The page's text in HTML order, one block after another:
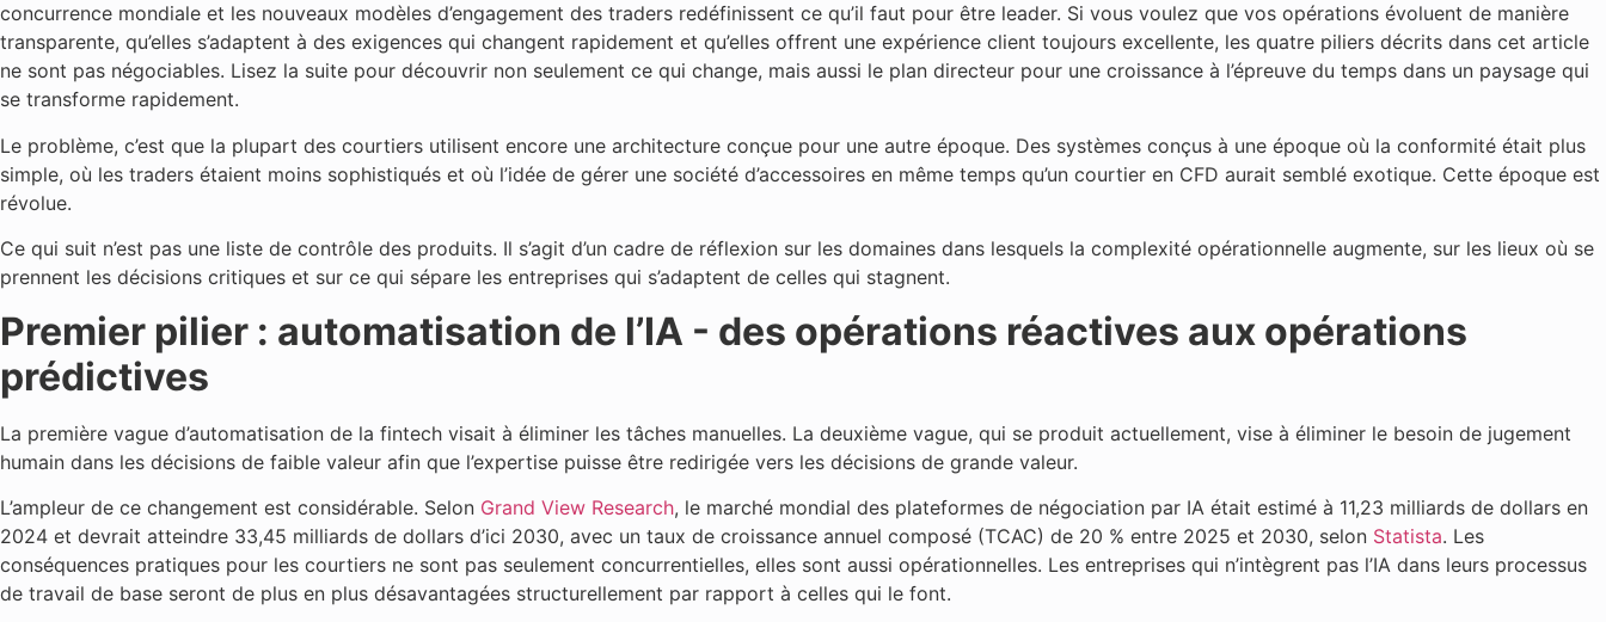
concurrence mondiale et les nouveaux modèles d’engagement des traders redéfinissent ce qu’il faut pour être leader. Si vous voulez que vos opérations évoluent de manière
transparente, qu’elles s’adaptent à des exigences qui changent rapidement et qu’elles offrent une expérience client toujours excellente, les quatre piliers décrits dans cet article
ne sont pas négociables. Lisez la suite pour découvrir non seulement ce qui change, mais aussi le plan directeur pour une croissance à l’épreuve du temps dans un paysage qui
se transforme rapidement.
Le problème, c’est que la plupart des courtiers utilisent encore une architecture conçue pour une autre époque. Des systèmes conçus à une époque où la conformité était plus
simple, où les traders étaient moins sophistiqués et où l’idée de gérer une société d’accessoires en même temps qu’un courtier en CFD aurait semblé exotique. Cette époque est
révolue.
Ce qui suit n’est pas une liste de contrôle des produits. Il s’agit d’un cadre de réflexion sur les domaines dans lesquels la complexité opérationnelle augmente, sur les lieux où se
prennent les décisions critiques et sur ce qui sépare les entreprises qui s’adaptent de celles qui stagnent.
Premier pilier : automatisation de l’IA - des opérations réactives aux opérations
prédictives
La première vague d’automatisation de la fintech visait à éliminer les tâches manuelles. La deuxième vague, qui se produit actuellement, vise à éliminer le besoin de jugement
humain dans les décisions de faible valeur afin que l’expertise puisse être redirigée vers les décisions de grande valeur.
L’ampleur de ce changement est considérable. Selon Grand View Research, le marché mondial des plateformes de négociation par IA était estimé à 11,23 milliards de dollars en
2024 et devrait atteindre 33,45 milliards de dollars d’ici 2030, avec un taux de croissance annuel composé (TCAC) de 20 % entre 2025 et 2030, selon Statista. Les
conséquences pratiques pour les courtiers ne sont pas seulement concurrentielles, elles sont aussi opérationnelles. Les entreprises qui n’intègrent pas l’IA dans leurs processus
de travail de base seront de plus en plus désavantagées structurellement par rapport à celles qui le font.